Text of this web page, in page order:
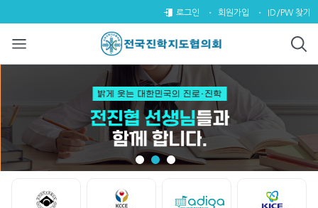
전국진학지도협의회
로그인 회원가입 ID/PW 찾기